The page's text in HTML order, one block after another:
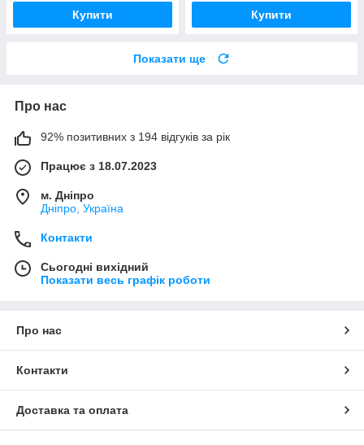
Купити Купити
Показати ще
Про нас
92% позитивних з 194 відгуків за рік
Працює з 18.07.2023
м. Дніпро
Дніпро, Україна
Контакти
Сьогодні вихідний
Показати весь графік роботи
Про нас
Контакти
Доставка та оплата